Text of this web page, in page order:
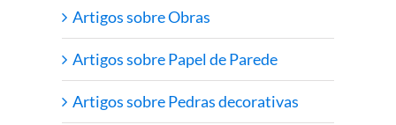
Artigos sobre Obras
Artigos sobre Papel de Parede
Artigos sobre Pedras decorativas